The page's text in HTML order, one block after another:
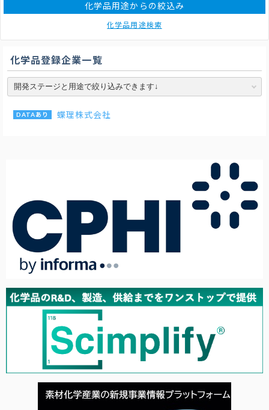
化学品用途からの絞込み
化学品用途検索
化学品登録企業一覧
蝶理株式会社